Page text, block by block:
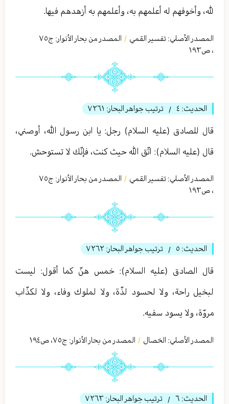
لله، وأخوفهم له أعلمهم به، وأعلمهم به أزهدهم فيها.
المصدر الأصلي: تفسير القمي / المصدر من بحار الأنوار: ج٧٥
، ص١٩٣
الحديث: ٤ / ترتيب جواهر البحار: ٧٢٦١
قال للصادق (عليه السلام) رجل: يا ابن رسول الله، أوصني،
قال (عليه السلام): اتّق الله حيث كنت، فإنّك لا تستوحش.
المصدر الأصلي: تفسير القمي / المصدر من بحار الأنوار: ج٧٥
، ص١٩٣
الحديث: ٥ / ترتيب جواهر البحار: ٧٢٦٢
قال الصادق (عليه السلام): خمس هنّ كما أقول: ليست
لبخيل راحة، ولا لحسود لذّة، ولا لملوك وفاء، ولا لكذّاب
مروّة، ولا يسود سفيه.
المصدر الأصلي: الخصال / المصدر من بحار الأنوار: ج٧٥، ص١٩٤
الحديث: ٦ / ترتيب جواهر البحار: ٧٢٦٣